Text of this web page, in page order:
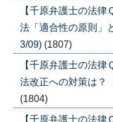
【千原弁護士の法
法「適合性の原則」
3/09) (1807)
【千原弁護士の法
法改正への対策は？
(1804)
【千原弁護士の法